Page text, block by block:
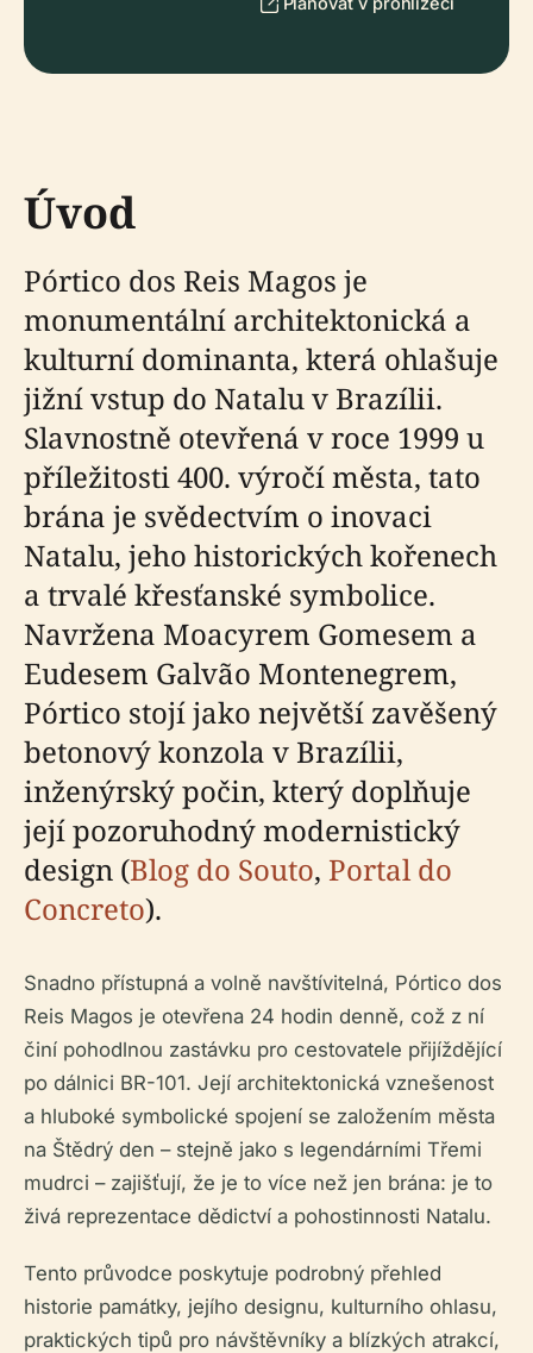
Úvod
Pórtico dos Reis Magos je
monumentální architektonická a
kulturní dominanta, která ohlašuje
jižní vstup do Natalu v Brazílii.
Slavnostně otevřená v roce 1999 u
příležitosti 400. výročí města, tato
brána je svědectvím o inovaci
Natalu, jeho historických kořenech
a trvalé křesťanské symbolice.
Navržena Moacyrem Gomesem a
Eudesem Galvão Montenegrem,
Pórtico stojí jako největší zavěšený
betonový konzola v Brazílii,
inženýrský počin, který doplňuje
její pozoruhodný modernistický
design (Blog do Souto, Portal do
Concreto).
Snadno přístupná a volně navštívitelná, Pórtico dos
Reis Magos je otevřena 24 hodin denně, což z ní
činí pohodlnou zastávku pro cestovatele přijíždějící
po dálnici BR-101. Její architektonická vznešenost
a hluboké symbolické spojení se založením města
na Štědrý den – stejně jako s legendárními Třemi
mudrci – zajišťují, že je to více než jen brána: je to
živá reprezentace dědictví a pohostinnosti Natalu.
Tento průvodce poskytuje podrobný přehled
historie památky, jejího designu, kulturního ohlasu,
praktických tipů pro návštěvníky a blízkých atrakcí,